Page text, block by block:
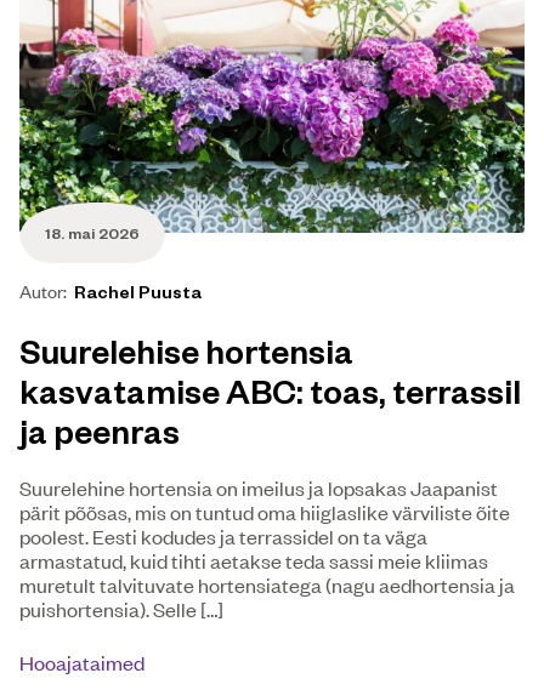
18. mai 2026
Autor: Rachel Puusta
Suurelehise hortensia
kasvatamise ABC: toas, terrassil
ja peenras
Suurelehine hortensia on imeilus ja lopsakas Jaapanist
pärit põõsas, mis on tuntud oma hiiglaslike värviliste õite
poolest. Eesti kodudes ja terrassidel on ta väga
armastatud, kuid tihti aetakse teda sassi meie kliimas
muretult talvituvate hortensiatega (nagu aedhortensia ja
puishortensia). Selle […]
Hooajataimed